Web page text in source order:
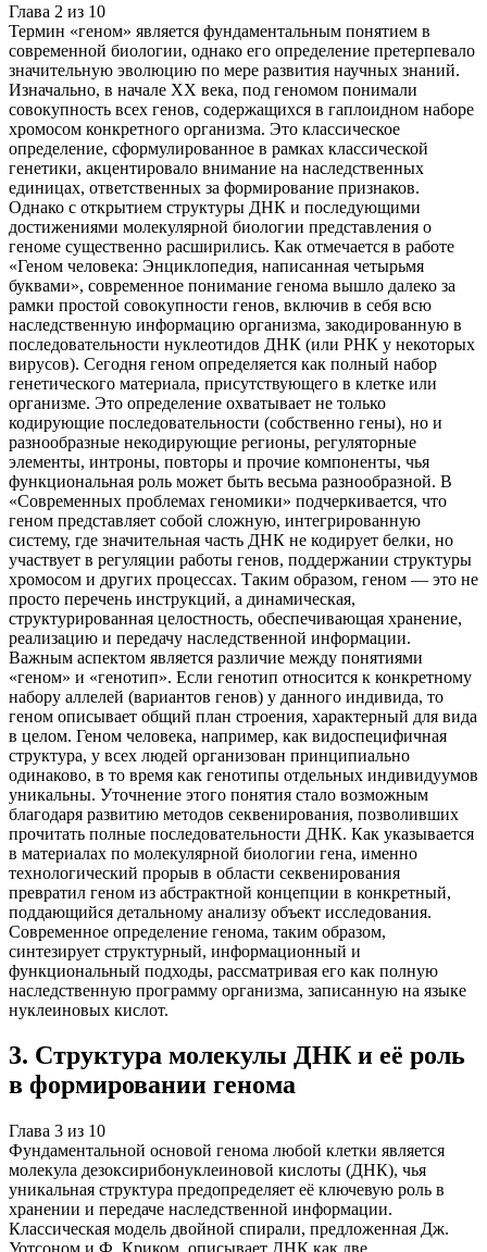
Глава 2 из 10
Термин «геном» является фундаментальным понятием в
современной биологии, однако его определение претерпевало
значительную эволюцию по мере развития научных знаний.
Изначально, в начале XX века, под геномом понимали
совокупность всех генов, содержащихся в гаплоидном наборе
хромосом конкретного организма. Это классическое
определение, сформулированное в рамках классической
генетики, акцентировало внимание на наследственных
единицах, ответственных за формирование признаков.
Однако с открытием структуры ДНК и последующими
достижениями молекулярной биологии представления о
геноме существенно расширились. Как отмечается в работе
«Геном человека: Энциклопедия, написанная четырьмя
буквами», современное понимание генома вышло далеко за
рамки простой совокупности генов, включив в себя всю
наследственную информацию организма, закодированную в
последовательности нуклеотидов ДНК (или РНК у некоторых
вирусов). Сегодня геном определяется как полный набор
генетического материала, присутствующего в клетке или
организме. Это определение охватывает не только
кодирующие последовательности (собственно гены), но и
разнообразные некодирующие регионы, регуляторные
элементы, интроны, повторы и прочие компоненты, чья
функциональная роль может быть весьма разнообразной. В
«Современных проблемах геномики» подчеркивается, что
геном представляет собой сложную, интегрированную
систему, где значительная часть ДНК не кодирует белки, но
участвует в регуляции работы генов, поддержании структуры
хромосом и других процессах. Таким образом, геном — это не
просто перечень инструкций, а динамическая,
структурированная целостность, обеспечивающая хранение,
реализацию и передачу наследственной информации.
Важным аспектом является различие между понятиями
«геном» и «генотип». Если генотип относится к конкретному
набору аллелей (вариантов генов) у данного индивида, то
геном описывает общий план строения, характерный для вида
в целом. Геном человека, например, как видоспецифичная
структура, у всех людей организован принципиально
одинаково, в то время как генотипы отдельных индивидуумов
уникальны. Уточнение этого понятия стало возможным
благодаря развитию методов секвенирования, позволивших
прочитать полные последовательности ДНК. Как указывается
в материалах по молекулярной биологии гена, именно
технологический прорыв в области секвенирования
превратил геном из абстрактной концепции в конкретный,
поддающийся детальному анализу объект исследования.
Современное определение генома, таким образом,
синтезирует структурный, информационный и
функциональный подходы, рассматривая его как полную
наследственную программу организма, записанную на языке
нуклеиновых кислот.
3. Структура молекулы ДНК и её роль
в формировании генома
Глава 3 из 10
Фундаментальной основой генома любой клетки является
молекула дезоксирибонуклеиновой кислоты (ДНК), чья
уникальная структура предопределяет её ключевую роль в
хранении и передаче наследственной информации.
Классическая модель двойной спирали, предложенная Дж.